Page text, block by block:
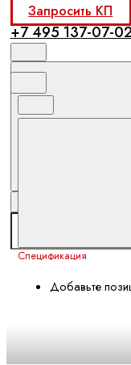
Запросить КП
+7 495 137-07-02
Спецификация
Добавьте